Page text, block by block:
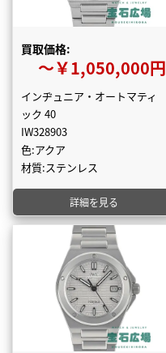
買取価格:
〜￥1,050,000円
インヂュニア・オートマティ
ック 40
IW328903
色:アクア
材質:ステンレス
詳細を見る